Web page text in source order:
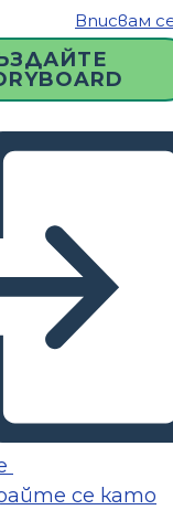
Вписвам
се като